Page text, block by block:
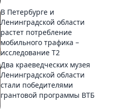
В Петербурге и
Ленинградской области
растет потребление
мобильного трафика –
исследование T2
Два краеведческих музея
Ленинградской области
стали победителями
грантовой программы ВТБ